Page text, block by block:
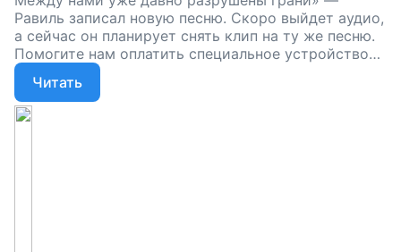
Равиль записал новую песню. Скоро выйдет аудио,
а сейчас он планирует снять клип на ту же песню.
Помогите нам оплатить специальное устройство
— экзоскелет —, чтобы Равиль не сидел в кресле,
а мог ходить по улицам в любое время года.
Читать